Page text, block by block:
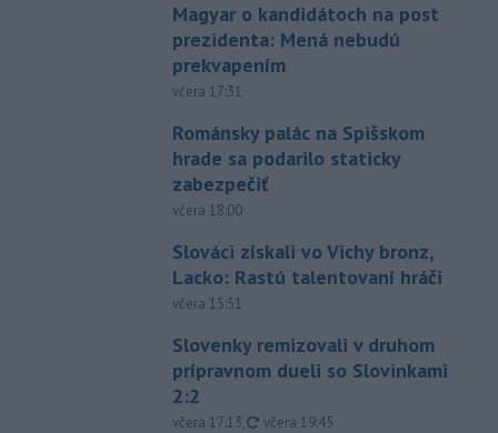
Magyar o kandidátoch na post
prezidenta: Mená nebudú
prekvapením
včera 17:31
Románsky palác na Spišskom
hrade sa podarilo staticky
zabezpečiť
včera 18:00
Slováci získali vo Vichy bronz,
Lacko: Rastú talentovaní hráči
včera 15:51
Slovenky remizovali v druhom
prípravnom dueli so Slovinkami
2:2
včera 17:13, aktualizované
včera 19:45